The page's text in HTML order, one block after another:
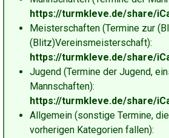
https://turmkleve.de/share/
Meisterschaften (Termine zur
(Blitz)Vereinsmeisterschaft):
https://turmkleve.de/share/
Jugend (Termine der Jugend,
Mannschaften):
https://turmkleve.de/share/
Allgemein (sonstige Termine,
vorherigen Kategorien fallen):